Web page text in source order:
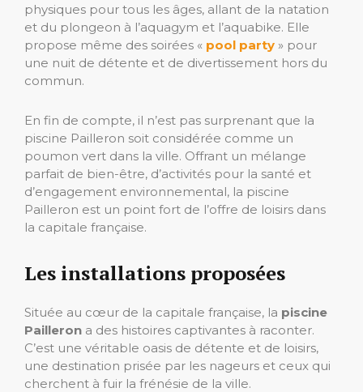
physiques pour tous les âges, allant de la natation
et du plongeon à l’aquagym et l’aquabike. Elle
propose même des soirées « pool party » pour
une nuit de détente et de divertissement hors du
commun.
En fin de compte, il n’est pas surprenant que la
piscine Pailleron soit considérée comme un
poumon vert dans la ville. Offrant un mélange
parfait de bien-être, d’activités pour la santé et
d’engagement environnemental, la piscine
Pailleron est un point fort de l’offre de loisirs dans
la capitale française.
Les installations proposées
Située au cœur de la capitale française, la piscine
Pailleron a des histoires captivantes à raconter.
C’est une véritable oasis de détente et de loisirs,
une destination prisée par les nageurs et ceux qui
cherchent à fuir la frénésie de la ville.